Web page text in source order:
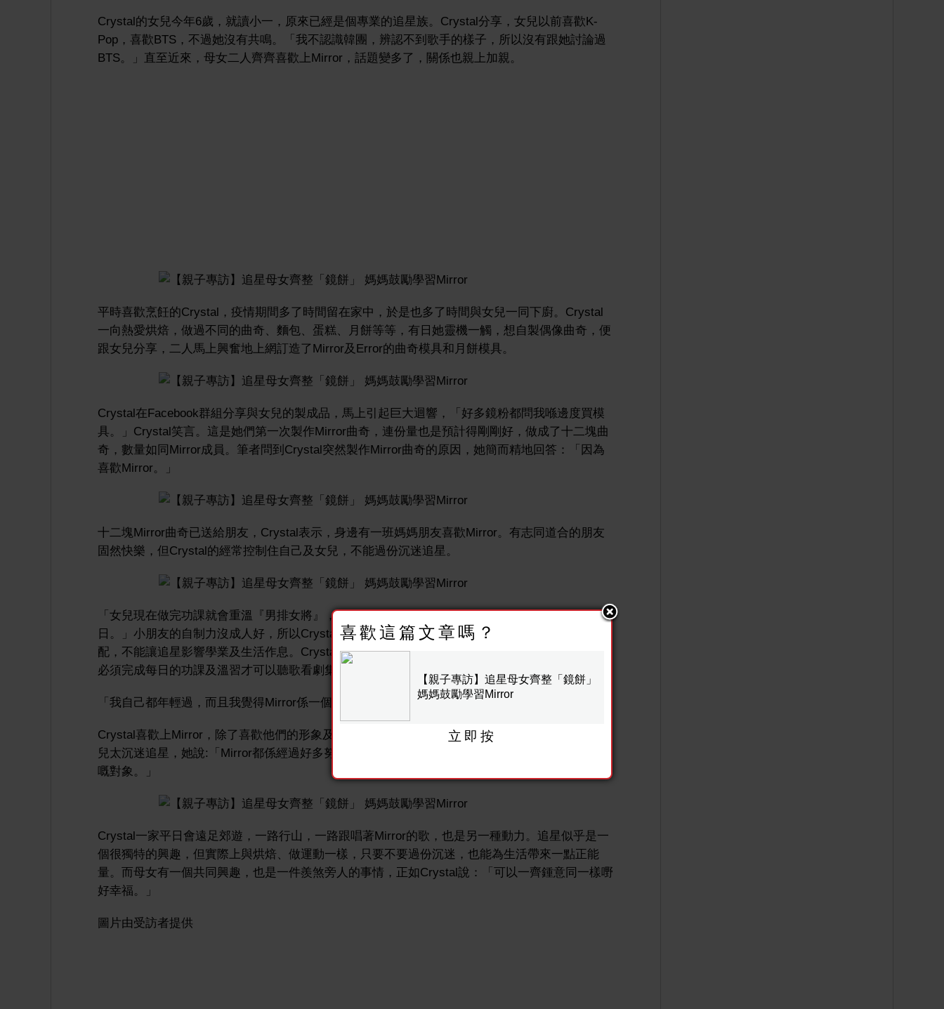
Crystal的女兒今年6歲，就讀小一，原來已經是個專業的追星族。Crystal分享，女兒以前喜歡K-
Pop，喜歡BTS，不過她沒有共鳴。「我不認識韓團，辨認不到歌手的樣子，所以沒有跟她討論過
BTS。」直至近來，母女二人齊齊喜歡上Mirror，話題變多了，關係也親上加親。
平時喜歡烹飪的Crystal，疫情期間多了時間留在家中，於是也多了時間與女兒一同下廚。Crystal
一向熱愛烘焙，做過不同的曲奇、麵包、蛋糕、月餅等等，有日她靈機一觸，想自製偶像曲奇，便
跟女兒分享，二人馬上興奮地上網訂造了Mirror及Error的曲奇模具和月餅模具。
Crystal在Facebook群組分享與女兒的製成品，馬上引起巨大迴響，「好多鏡粉都問我喺邊度買模
具。」Crystal笑言。這是她們第一次製作Mirror曲奇，連份量也是預計得剛剛好，做成了十二塊曲
奇，數量如同Mirror成員。筆者問到Crystal突然製作Mirror曲奇的原因，她簡而精地回答：「因為
喜歡Mirror。」
十二塊Mirror曲奇已送給朋友，Crystal表示，身邊有一班媽媽朋友喜歡Mirror。有志同道合的朋友
固然快樂，但Crystal的經常控制住自己及女兒，不能過份沉迷追星。
「女兒現在做完功課就會重溫『男排女將』，好彩最近正式回校上堂，唔係就大件事，可能睇足全
日。」小朋友的自制力沒成人好，所以Crystal會經常提醒女兒，也會與女兒分析及討論時間的分
配，不能讓追星影響學業及生活作息。Crystal也會以身作則，不會全日「煲Mirror」，並規定女兒
必須完成每日的功課及溫習才可以聽歌看劇集。
「我自己都年輕過，而且我覺得Mirror係一個好好嘅學習對象。」
Crystal喜歡上Mirror，除了喜歡他們的形象及歌曲，也喜歡他們背後的付出。問到她有否擔心過女
兒太沉迷追星，她說:「Mirror都係經過好多努力同堅持，先可以做到而家嘅成就，都係小朋友學習
嘅對象。」
Crystal一家平日會遠足郊遊，一路行山，一路跟唱著Mirror的歌，也是另一種動力。追星似乎是一
個很獨特的興趣，但實際上與烘焙、做運動一樣，只要不要過份沉迷，也能為生活帶來一點正能
量。而母女有一個共同興趣，也是一件羨煞旁人的事情，正如Crystal說：「可以一齊鍾意同一樣嘢
好幸福。」
圖片由受訪者提供
喜歡這篇文章嗎？
【親子專訪】追星母女齊整「鏡餅」
媽媽鼓勵學習Mirror
立即按